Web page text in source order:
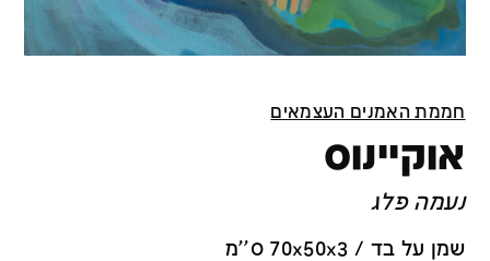
חממת האמנים העצמאים
אוקיינוס
נעמה פלג
שמן על בד / 70x50x3 ס''מ